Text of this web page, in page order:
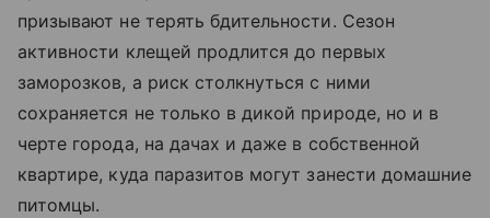
призывают не терять бдительности. Сезон
активности клещей продлится до первых
заморозков, а риск столкнуться с ними
сохраняется не только в дикой природе, но и в
черте города, на дачах и даже в собственной
квартире, куда паразитов могут занести домашние
питомцы.